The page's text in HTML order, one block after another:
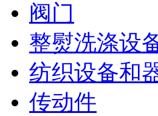
阀门
整熨洗涤设
纺织设备和
传动件